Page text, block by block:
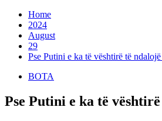
Home
2024
August
29
Pse Putini e ka të vështirë të
BOTA
Pse Putini e ka të